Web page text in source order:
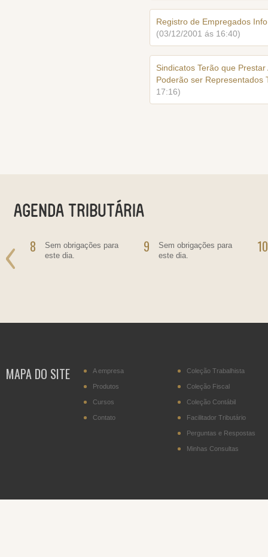
Registro de Empregados
(03/12/2001 ás 16:40)
Sindicatos Terão que
Poderão ser Representados
17:16)
8
Sem obrigações para
este dia.
9
Sem obrigações para
este dia.
10
MAPA DO SITE A empresa
Produtos
Cursos
Contato
Coleção Trabalhista
Coleção Fiscal
Coleção Contábil
Facilitador Tributário
Perguntas e Respostas
Minhas Consultas